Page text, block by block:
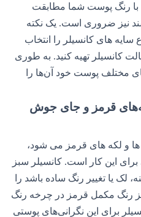
رنگ پوست شما مطابقت
نیز ضروری است. یک نکته
های کانسیلر را انتخاب
کانسیلر تهیه کنید. به طوری
مختلف پوست خود آن‌ها را
قرمز و جای جوش
و لکه های قرمز می شود،
این کار است. کانسیلر سبز
یا تغییر رنگ ساده باشد را
رنگ مکمل قرمز در چرخه رنگ
برای این نگرانی‌های پوستی